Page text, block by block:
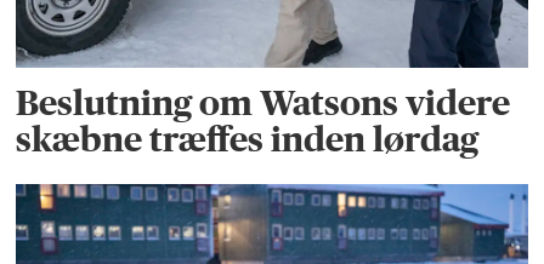
Beslutning om Watsons videre
skæbne træffes inden lørdag